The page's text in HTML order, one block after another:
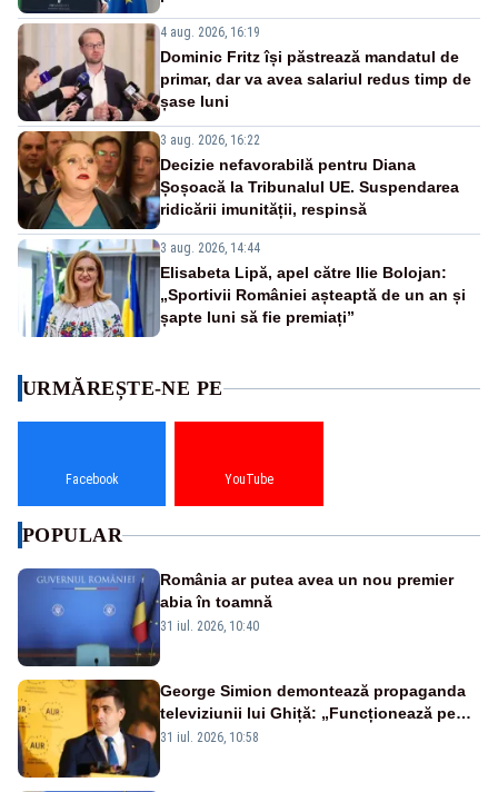
4 aug. 2026, 16:19
Dominic Fritz își păstrează mandatul de
primar, dar va avea salariul redus timp de
șase luni
3 aug. 2026, 16:22
Decizie nefavorabilă pentru Diana
Șoșoacă la Tribunalul UE. Suspendarea
ridicării imunității, respinsă
3 aug. 2026, 14:44
Elisabeta Lipă, apel către Ilie Bolojan:
„Sportivii României așteaptă de un an și
șapte luni să fie premiați”
URMĂREȘTE-NE PE
Facebook YouTube
POPULAR
România ar putea avea un nou premier
abia în toamnă
31 iul. 2026, 10:40
George Simion demontează propaganda
televiziunii lui Ghiță: „Funcționează pe
miliarde luate de la români”
31 iul. 2026, 10:58